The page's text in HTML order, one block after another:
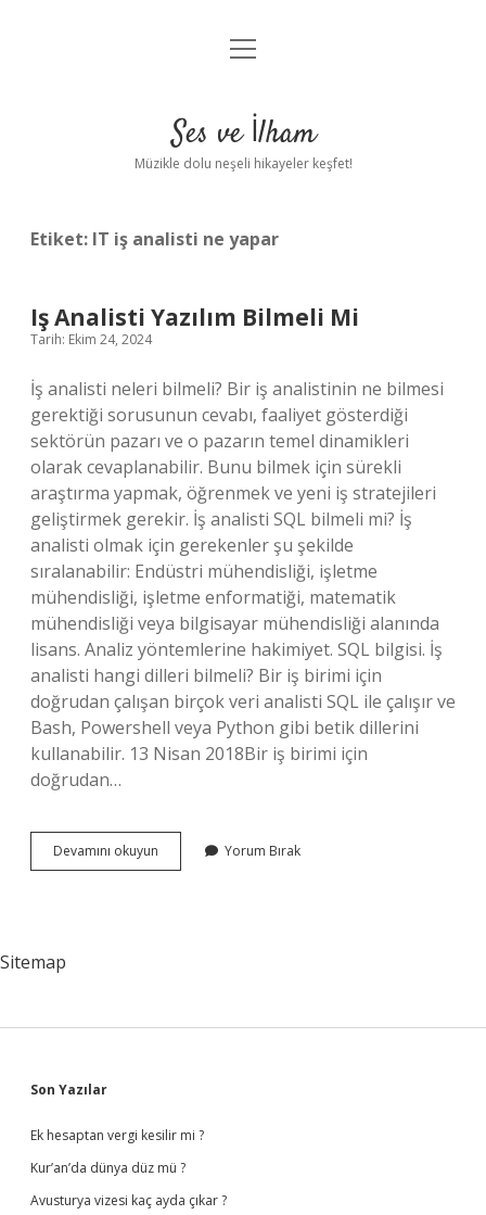
Anasayfa
Yasal Uyarı
menüyü
Ses ve İlham
Müzikle dolu neşeli hikayeler keşfet!
Etiket: IT iş analisti ne yapar
Iş Analisti Yazılım Bilmeli Mi
Tarih: Ekim 24, 2024
İş analisti neleri bilmeli? Bir iş analistinin ne bilmesi
gerektiği sorusunun cevabı, faaliyet gösterdiği
sektörün pazarı ve o pazarın temel dinamikleri
olarak cevaplanabilir. Bunu bilmek için sürekli
araştırma yapmak, öğrenmek ve yeni iş stratejileri
geliştirmek gerekir. İş analisti SQL bilmeli mi? İş
analisti olmak için gerekenler şu şekilde
sıralanabilir: Endüstri mühendisliği, işletme
mühendisliği, işletme enformatiği, matematik
mühendisliği veya bilgisayar mühendisliği alanında
lisans. Analiz yöntemlerine hakimiyet. SQL bilgisi. İş
analisti hangi dilleri bilmeli? Bir iş birimi için
doğrudan çalışan birçok veri analisti SQL ile çalışır ve
Bash, Powershell veya Python gibi betik dillerini
kullanabilir. 13 Nisan 2018Bir iş birimi için
doğrudan…
Devamını okuyun
Analisti
Yorum Bırak
Sitemap
Sidebar
Son Yazılar
Ek hesaptan vergi kesilir mi ?
Kur’an’da dünya düz mü ?
Avusturya vizesi kaç ayda çıkar ?